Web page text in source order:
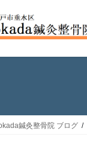
鍼灸整骨院 ブログ